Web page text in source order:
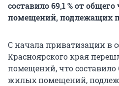
составило 69,1 % от
помещений, подлежащих
С начала приватизации в
Красноярского края
помещений, что составило
жилых помещений,